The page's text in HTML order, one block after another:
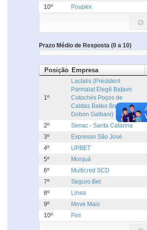
10º
Poupex
Prazo Médio de Resposta (0 a 10)
Posição Empresa
1º
Lactalis (Président
Parmalat Elegê Batavo
Cotochés Poços de
Caldas Balkis Boa Nata
Dobon Galbani)
2º Senac - Santa Catarina
3º
Expresso São José
4º
UPBET
5º
Monjuá
6º
Multicred SCD
7º
Seguro Bet
8º
Linea
9º
Move Mais
10º
Fini